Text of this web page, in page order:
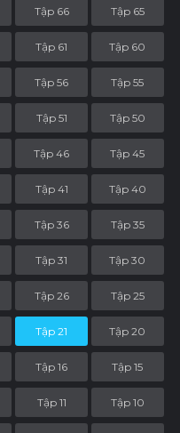
Tập 66 Tập 65
Tập 61 Tập 60
Tập 56 Tập 55
Tập 51 Tập 50
Tập 46 Tập 45
Tập 41 Tập 40
Tập 36 Tập 35
Tập 31 Tập 30
Tập 26 Tập 25
Tập 21 Tập 20
Tập 16 Tập 15
Tập 11 Tập 10